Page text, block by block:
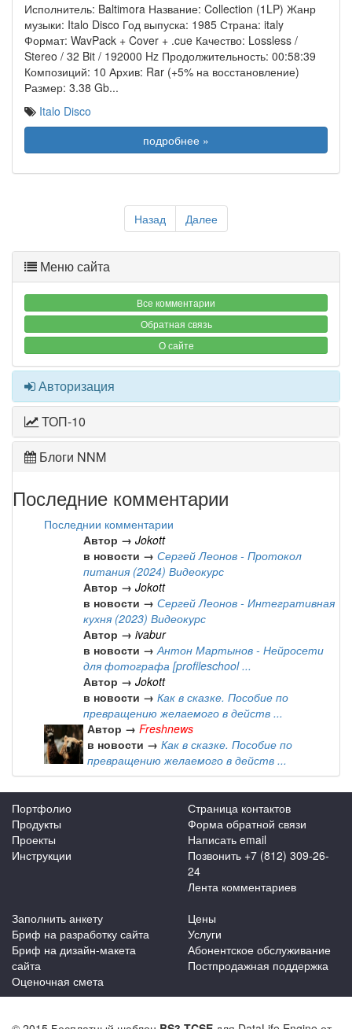
Исполнитель: Baltimora Название: Collection (1LP) Жанр
музыки: Italo Disco Год выпуска: 1985 Страна: italy
Формат: WavPack + Cover + .cue Качество: Lossless /
Stereo / 32 Bit / 192000 Hz Продолжительность: 00:58:39
Композиций: 10 Архив: Rar (+5% на восстановление)
Размер: 3.38 Gb...
Italo Disco
подробнее »
Назад Далее
Меню сайта
Все комментарии
Обратная связь
О сайте
Авторизация
ТОП-10
Блоги NNM
Последние комментарии
Последнии комментарии
Автор → Jokott
в новости → Сергей Леонов - Протокол
питания (2024) Видеокурс
Автор → Jokott
в новости → Сергей Леонов - Интегративная
кухня (2023) Видеокурс
Автор → ivabur
в новости → Антон Мартынов - Нейросети
для фотографа [profileschool ...
Автор → Jokott
в новости → Как в сказке. Пособие по
превращению желаемого в действ ...
Автор → Freshnews
в новости → Как в сказке. Пособие по
превращению желаемого в действ ...
Портфолио
Продукты
Проекты
Инструкции
Страница контактов
Форма обратной связи
Написать email
Позвонить +7 (812) 309-26-
24
Лента комментариев
Заполнить анкету
Бриф на разработку сайта
Бриф на дизайн-макета
сайта
Оценочная смета
Цены
Услуги
Абонентское обслуживание
Постпродажная поддержка